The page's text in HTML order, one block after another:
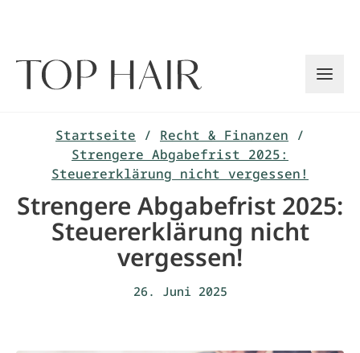
Startseite / Recht & Finanzen /
Strengere Abgabefrist 2025:
Steuererklärung nicht vergessen!
Strengere Abgabefrist 2025:
Steuererklärung nicht
vergessen!
26. Juni 2025